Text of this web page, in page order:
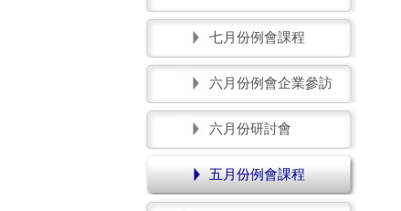
七月份例會課程
六月份例會企業參訪
六月份研討會
五月份例會課程